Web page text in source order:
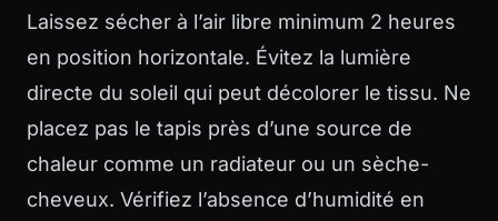
Laissez sécher à l’air libre minimum 2 heures
en position horizontale. Évitez la lumière
directe du soleil qui peut décolorer le tissu. Ne
placez pas le tapis près d’une source de
chaleur comme un radiateur ou un sèche-
cheveux. Vérifiez l’absence d’humidité en